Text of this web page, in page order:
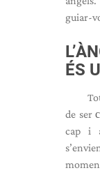
guiar-
ÉS
de ser
cap i